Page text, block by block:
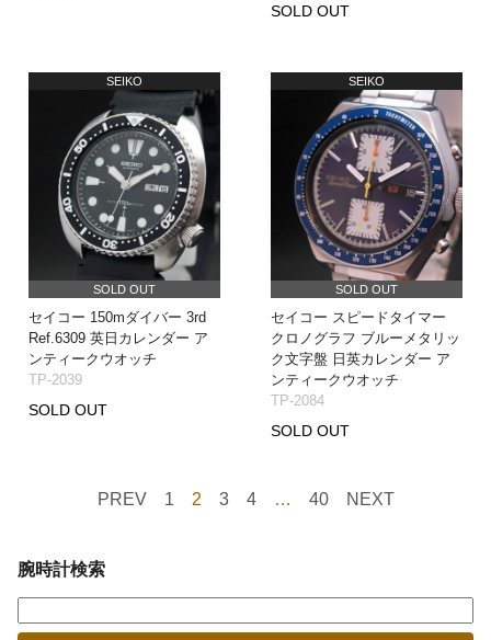
SOLD OUT
SEIKO
SOLD OUT
セイコー 150mダイバー 3rd
Ref.6309 英日カレンダー ア
ンティークウオッチ
TP-2039
SOLD OUT
SEIKO
SOLD OUT
セイコー スピードタイマー
クロノグラフ ブルーメタリッ
ク文字盤 日英カレンダー ア
ンティークウオッチ
TP-2084
SOLD OUT
PREV 1 2 3 4 … 40 NEXT
腕時計検索